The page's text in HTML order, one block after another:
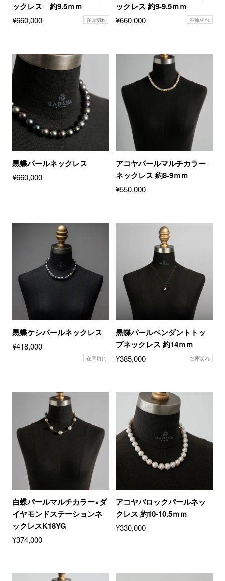
ックレス 約9.5ｍｍ
¥660,000 在庫切れ
ックレス 約9-9.5ｍｍ
¥660,000 在庫切れ
黒蝶パールネックレス
¥660,000
アコヤパールマルチカラー
ネックレス 約8-9ｍｍ
¥550,000
黒蝶ケシパールネックレス
¥418,000
在庫切れ
黒蝶パールペンダントトッ
プネックレス 約14ｍｍ
¥385,000 在庫切れ
白蝶パールマルチカラー×ダ
イヤモンドステーションネ
ックレスK18YG
¥374,000
アコヤバロックパールネッ
クレス 約10-10.5ｍｍ
¥330,000